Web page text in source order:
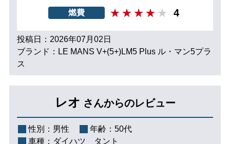
燃費 4
投稿日：2026年07月02日
ブランド：LE MANS V+(5+)LM5 Plus ル・マン5プラ
ス
レオ さんからのレビュー
性別： 男性 年齢： 50代
車種： ダイハツ タント